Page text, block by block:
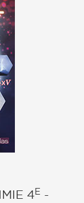
4E -